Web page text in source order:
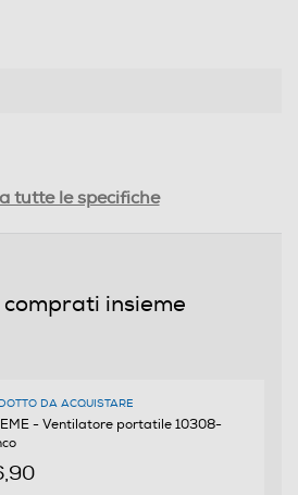
tutte le specifiche
comprati insieme
DA ACQUISTARE
- Ventilatore portatile 10308-